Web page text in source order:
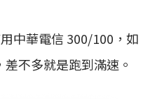
中華電信 300/100，如
不多就是跑到滿速。